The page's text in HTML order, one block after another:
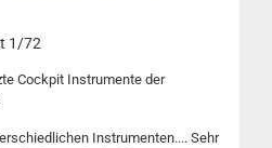
1/72
Cockpit Instrumente der
Instrumenten.... Sehr